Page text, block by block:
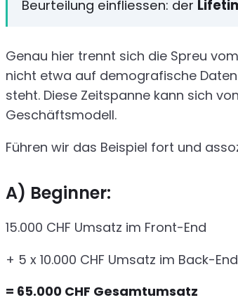
Beurteilung einfliessen: der
Genau hier trennt sich die Spreu
nicht etwa auf demografische
steht. Diese Zeitspanne kann sich
Geschäftsmodell.
Führen wir das Beispiel fort und
A) Beginner:
15.000 CHF Umsatz im Front-End
+ 5 x 10.000 CHF Umsatz im Back-End
= 65.000 CHF Gesamtumsatz